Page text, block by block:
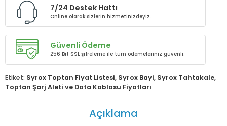
7/24 Destek Hattı
Online olarak sizlerin hizmetinizdeyiz.
Güvenli Ödeme
256 Bit SSL şifreleme ile tüm ödemeleriniz güvenli.
Etiket: Syrox Toptan Fiyat Listesi, Syrox Bayi, Syrox Tahtakale,
Toptan Şarj Aleti ve Data Kablosu Fiyatları
Açıklama